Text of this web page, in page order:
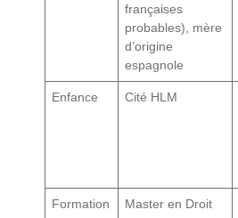
françaises
probables), mère
d’origine
espagnole
Enfance Cité HLM
Formation
Master en Droit